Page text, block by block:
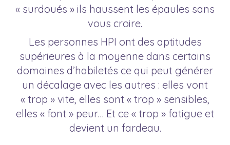
« surdoués » ils haussent les épaules sans
vous croire.
Les personnes HPI ont des aptitudes
supérieures à la moyenne dans certains
domaines d’habiletés ce qui peut générer
un décalage avec les autres : elles vont
« trop » vite, elles sont « trop » sensibles,
elles « font » peur… Et ce « trop » fatigue et
devient un fardeau.